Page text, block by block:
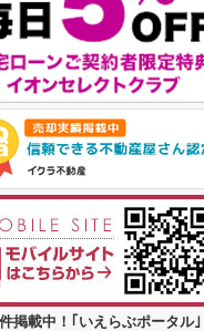
掲載中！｢いえらぶポータル｣